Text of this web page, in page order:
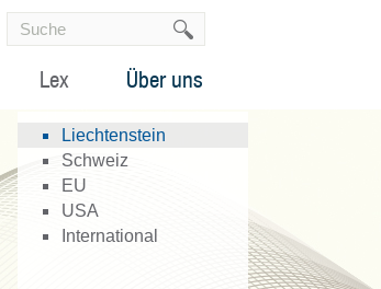
Lex
Liechtenstein
Schweiz
EU
USA
International
Über uns